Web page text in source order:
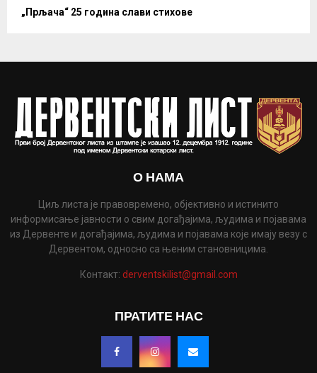
„Прљача“ 25 година слави стихове
О НАМА
Циљ листа је правовремено, објективно и истинито
информисање јавности о свим догађајима, људима и појавама
из Дервенте и догађајима, људима и појавама које имају везу с
Дервентом, односно са њеним становницима.
Контакт: derventskilist@gmail.com
ПРАТИТЕ НАС